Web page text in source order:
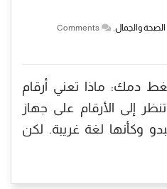
الصحة والجمال
Comments
دمك: ماذا تعني أرقام
إلى الأرقام على جهاز
وكأنها لغة غريبة. لكن